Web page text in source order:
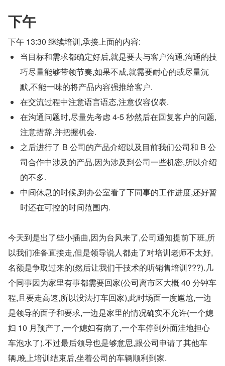
下午
下午 13:30 继续培训,承接上面的内容:
当目标和需求都确定好后,就是要去与客户沟通,沟通的技
巧尽量能够带领节奏,如果不成,就需要耐心的或尽量沉
默,不能一味的将产品内容强推给客户.
在交流过程中注意语言语态,注意仪容仪表.
在沟通问题时,尽量先考虑 4-5 秒然后在回复客户的问题,
注意措辞,并把握机会.
之后进行了 B 公司的产品介绍以及目前我们公司和 B 公
司合作中涉及的产品,因为涉及到公司一些机密,所以介绍
的不多.
中间休息的时候,到办公室看了下同事的工作进度,还好暂
时还在可控的时间范围内.
今天到是出了些小插曲,因为台风来了,公司通知提前下班,所
以我们准备直接走,但是领导说人都走了对培训老师不太好,
名额是争取过来的(然后让我们干技术的听销售培训???).几
个同事因为家里有事都需要回家(公司离市区大概 40 分钟车
程,且要走高速,所以没法打车回家),此时场面一度尴尬,一边
是领导的面子和要求,一边是家里的情况确实不允许(一个媳
妇 10 月预产了,一个媳妇有病了,一个车停到外面洼地担心
车泡水了).不过最后领导也是够意思,跟公司申请了其他车
辆,晚上培训结束后,坐着公司的车辆顺利到家.